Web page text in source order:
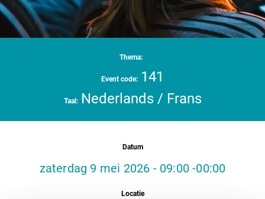
Thema:
Event code: 141
Taal: Nederlands / Frans
Datum
zaterdag 9 mei 2026 - 09:00 -00:00
Locatie